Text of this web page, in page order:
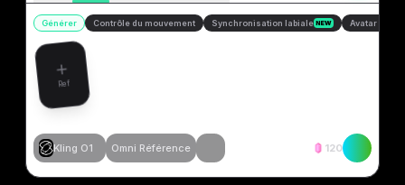
Générer Contrôle du mouvement Synchronisation labiale NEW Avatar
Ref
Kling O1 Omni Référence 120